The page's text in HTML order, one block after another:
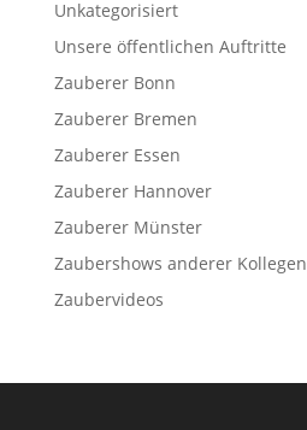
Unkategorisiert
Unsere öffentlichen Auftritte
Zauberer Bonn
Zauberer Bremen
Zauberer Essen
Zauberer Hannover
Zauberer Münster
Zaubershows anderer Kollegen
Zaubervideos